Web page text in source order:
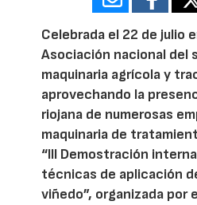
Celebrada el 22 de julio
Asociación nacional del
maquinaria agrícola y
aprovechando la
riojana de numerosas
maquinaria de
“III Demostración
técnicas de aplicación
viñedo”, organizada por